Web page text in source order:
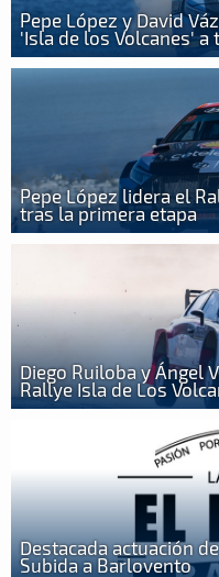
Pepe López y David
'Isla de los Volcanes'
Pepe López lidera el
tras la primera etapa
Diego Ruiloba y Ángel
Rallye Isla de Los
Destacada actuación
Subida a Barlovento